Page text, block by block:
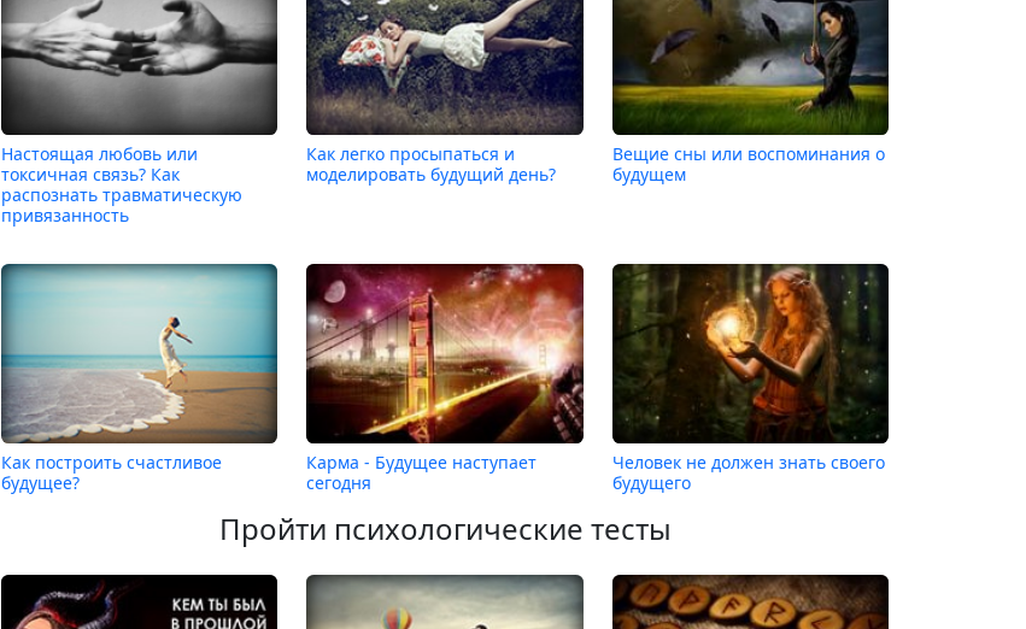
Настоящая любовь или
токсичная связь? Как
распознать травматическую
привязанность
Как легко просыпаться и
моделировать будущий день?
Вещие сны или воспоминания о
будущем
Как построить счастливое
будущее?
Карма - Будущее наступает
сегодня
Человек не должен знать своего
будущего
Пройти психологические тесты